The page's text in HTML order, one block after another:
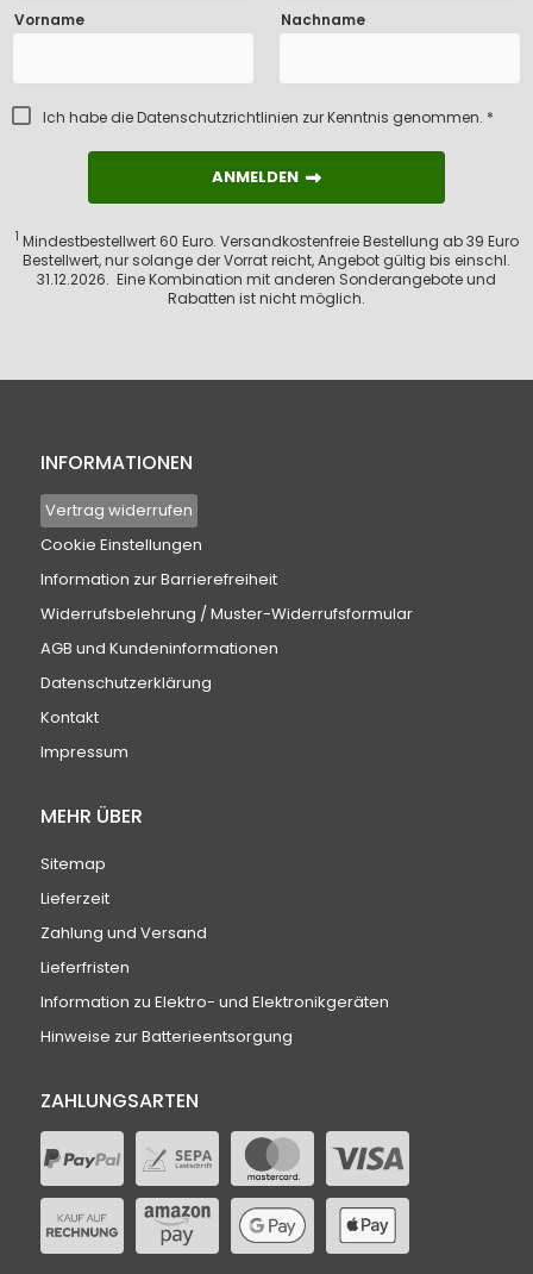
Vorname Nachname
Ich habe dieDatenschutzrichtlinien zur Kenntnis genommen. *
ANMELDEN
ANMELDEN
1 Mindestbestellwert 60 Euro. Versandkostenfreie Bestellung ab 39 Euro
Bestellwert, nur solange der Vorrat reicht, Angebot gültig bis einschl.
31.12.2026. Eine Kombination mit anderen Sonderangebote und
Rabatten ist nicht möglich.
INFORMATIONEN
Vertrag widerrufen
Cookie Einstellungen
Information zur Barrierefreiheit
Widerrufsbelehrung / Muster-Widerrufsformular
AGB und Kundeninformationen
Datenschutzerklärung
Kontakt
Impressum
MEHR ÜBER
Sitemap
Lieferzeit
Zahlung und Versand
Lieferfristen
Information zu Elektro- und Elektronikgeräten
Hinweise zur Batterieentsorgung
ZAHLUNGSARTEN